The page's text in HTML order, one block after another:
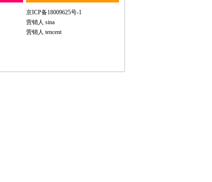
京ICP备18009625号-1
营销人 sina
营销人 tencent